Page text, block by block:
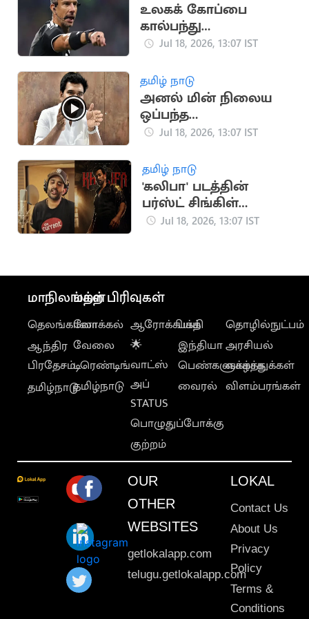
உலகக் கோப்பை
கால்பந்து
இறுதிப்போட்டியின்
வின்சிச் தேர்வு
Jul 18, 2026, 13:07 IST
தமிழ் நாடு
அனல் மின் நிலைய
ஒப்பந்த
தொழிலாளர்களுக்கு
நிர்மல்குமார்
வேண்டுகோள்
Jul 18, 2026, 13:07 IST
தமிழ் நாடு
'கலிபா' படத்தின்
பர்ஸ்ட் சிங்கிள்
அப்டேட் கொடுத்த
Jul 18, 2026, 13:07 IST
மாநிலங்கள்
தெலங்கானா
ஆந்திர
பிரதேசம்
தமிழ்நாடு
மற்ற பிரிவுகள்
லோக்கல்
வேலை
டிரெண்டிங்
தமிழ்நாடு
ஆரோக்கியம்
🌟
வாட்ஸ்
அப்
STATUS
பொழுதுப்போக்கு
குற்றம்
பக்தி
இந்தியா
பெண்களுக்காக
வைரல்
தொழில்நுட்பம்
அரசியல்
வாழ்த்துக்கள்
விளம்பரங்கள்
OUR
OTHER
WEBSITES
getlokalapp.com
telugu.getlokalapp.com
LOKAL
Contact Us
About Us
Privacy
Policy
Terms &
Conditions